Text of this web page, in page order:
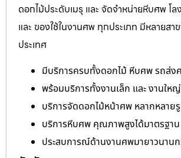
ดอกไม้ประดับเมรุ และ จัดจำหน่ายหีบศพ โ
และ ของใช้ในงานศพ ทุกประเภท มีหลายส
ประเทศ
มีบริการครบทั้งดอกไม้ หีบศพ รถส่ง
พร้อมบริการทั้งงานเล็ก และ งานใหญ่
บริการจัดดอกไม้หน้าศพ หลากหลาย
บริการหีบศพ คุณภาพสูงได้มาตรฐาน
ประสบการณ์ด้านงานศพมายาวนาน